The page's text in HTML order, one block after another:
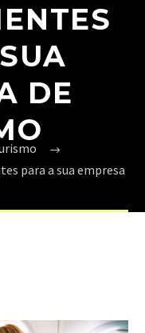
DE
para a sua empresa